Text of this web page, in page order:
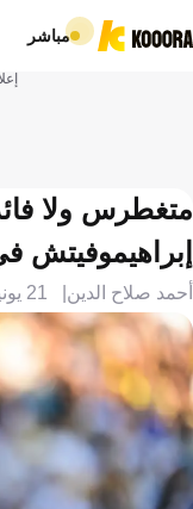
مباشر
متغطرس ولا
إبراهيموفيتش
أحمد صلاح الدين 21 يونيو 2026